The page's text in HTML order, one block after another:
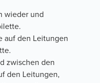
wieder und
auf den Leitungen
zwischen den
den Leitungen,